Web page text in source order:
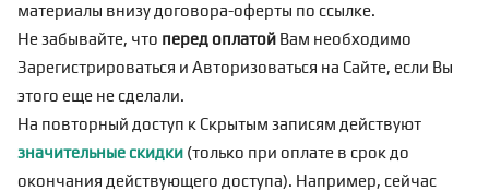
материалы внизу договора-оферты по ссылке.
Не забывайте, что перед оплатой Вам необходимо
Зарегистрироваться и Авторизоваться на Сайте, если Вы
этого еще не сделали.
На повторный доступ к Скрытым записям действуют
значительные скидки (только при оплате в срок до
окончания действующего доступа). Например, сейчас